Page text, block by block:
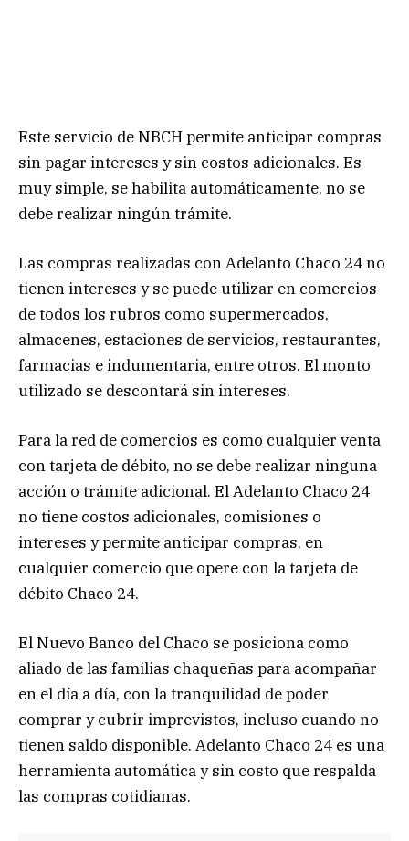
Este servicio de NBCH permite anticipar compras
sin pagar intereses y sin costos adicionales. Es
muy simple, se habilita automáticamente, no se
debe realizar ningún trámite.
Las compras realizadas con Adelanto Chaco 24 no
tienen intereses y se puede utilizar en comercios
de todos los rubros como supermercados,
almacenes, estaciones de servicios, restaurantes,
farmacias e indumentaria, entre otros. El monto
utilizado se descontará sin intereses.
Para la red de comercios es como cualquier venta
con tarjeta de débito, no se debe realizar ninguna
acción o trámite adicional. El Adelanto Chaco 24
no tiene costos adicionales, comisiones o
intereses y permite anticipar compras, en
cualquier comercio que opere con la tarjeta de
débito Chaco 24.
El Nuevo Banco del Chaco se posiciona como
aliado de las familias chaqueñas para acompañar
en el día a día, con la tranquilidad de poder
comprar y cubrir imprevistos, incluso cuando no
tienen saldo disponible. Adelanto Chaco 24 es una
herramienta automática y sin costo que respalda
las compras cotidianas.